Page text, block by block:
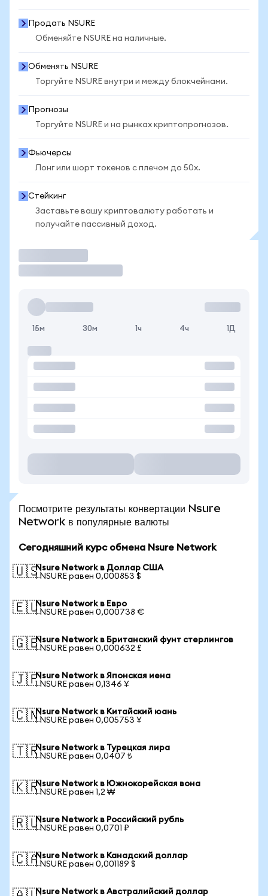
Продать NSURE
Обменяйте NSURE на наличные.
Обменять NSURE
Торгуйте NSURE внутри и между блокчейнами.
Прогнозы
Торгуйте NSURE и на рынках криптопрогнозов.
Фьючерсы
Лонг или шорт токенов с плечом до 50x.
Стейкинг
Заставьте вашу криптовалюту работать и
получайте пассивный доход.
15м 30м 1ч 4ч 1Д
Посмотрите результаты конвертации Nsure
Network в популярные валюты
Сегодняшний курс обмена Nsure Network
🇺🇸Nsure Network в Доллар США
1 NSURE равен 0,000853 $
🇪🇺Nsure Network в Евро
1 NSURE равен 0,000738 €
🇬🇧Nsure Network в Британский фунт стерлингов
1 NSURE равен 0,000632 £
🇯🇵Nsure Network в Японская иена
1 NSURE равен 0,1346 ¥
🇨🇳Nsure Network в Китайский юань
1 NSURE равен 0,005753 ¥
🇹🇷Nsure Network в Турецкая лира
1 NSURE равен 0,0407 ₺
🇰🇷Nsure Network в Южнокорейская вона
1 NSURE равен 1,2 ₩
🇷🇺Nsure Network в Российский рубль
1 NSURE равен 0,0701 ₽
🇨🇦Nsure Network в Канадский доллар
1 NSURE равен 0,001189 $
Nsure Network в Австралийский доллар